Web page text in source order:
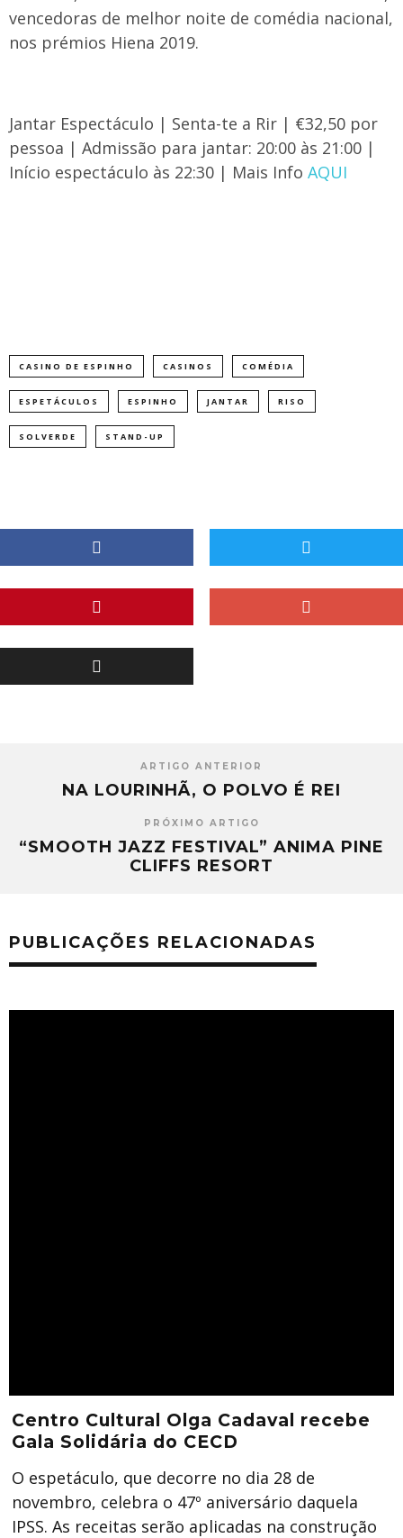
vencedoras de melhor noite de comédia nacional,
nos prémios Hiena 2019.
Jantar Espectáculo | Senta-te a Rir | €32,50 por
pessoa | Admissão para jantar: 20:00 às 21:00 |
Início espectáculo às 22:30 | Mais Info AQUI
CASINO DE ESPINHO CASINOS COMÉDIA
ESPETÁCULOS ESPINHO JANTAR RISO
SOLVERDE STAND-UP
ARTIGO ANTERIOR
NA LOURINHÃ, O POLVO É REI
PRÓXIMO ARTIGO
“SMOOTH JAZZ FESTIVAL” ANIMA PINE
CLIFFS RESORT
PUBLICAÇÕES RELACIONADAS
Centro Cultural Olga Cadaval recebe
Gala Solidária do CECD
O espetáculo, que decorre no dia 28 de
novembro, celebra o 47º aniversário daquela
IPSS. As receitas serão aplicadas na construção